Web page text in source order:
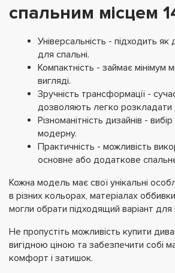
спальним місцем
Універсальність - підходить як
для спальні.
Компактність - займає мінімум
вигляді.
Зручність трансформації -
дозволяють легко розкладати
Різноманітність дизайнів -
модерну.
Практичність - можливість
основне або додаткове
Кожна модель має свої унікальні
в різних кольорах, матеріалах
могли обрати підходящий варіант
Не пропустіть можливість купити
вигідною ціною та забезпечити собі
комфорт і затишок.